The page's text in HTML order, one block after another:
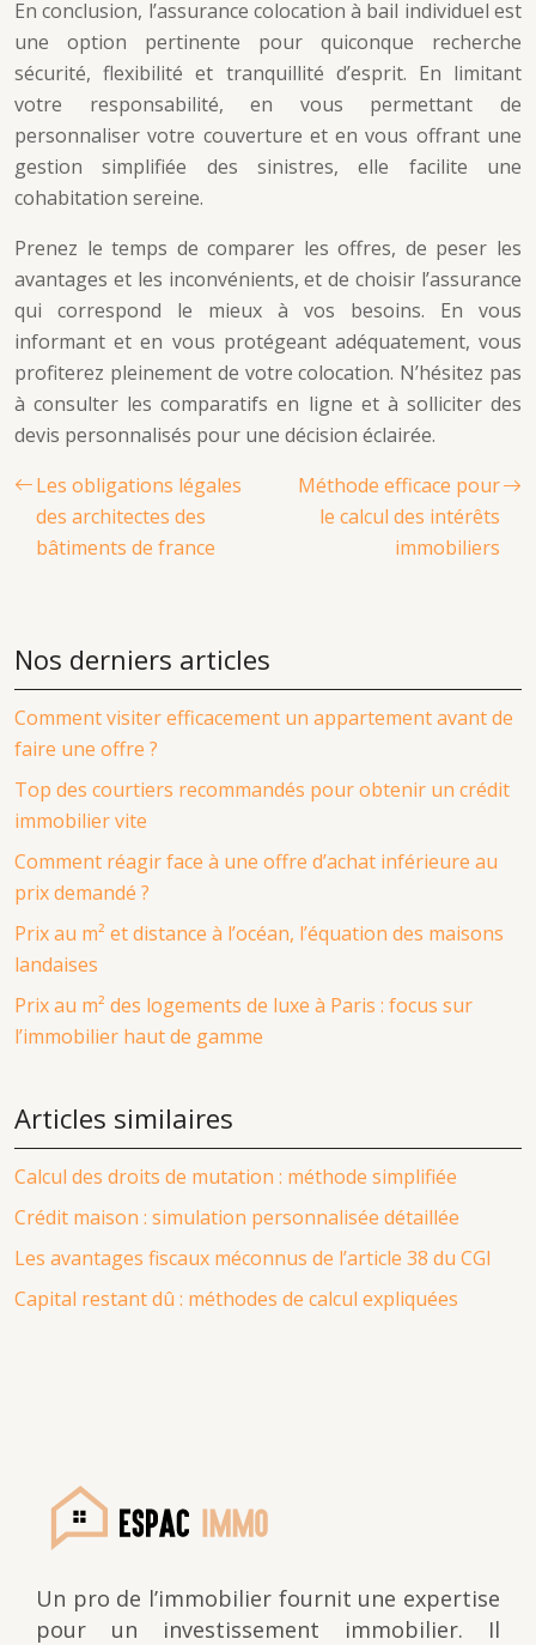
En conclusion, l’assurance colocation à bail individuel est
une option pertinente pour quiconque recherche
sécurité, flexibilité et tranquillité d’esprit. En limitant
votre responsabilité, en vous permettant de
personnaliser votre couverture et en vous offrant une
gestion simplifiée des sinistres, elle facilite une
cohabitation sereine.
Prenez le temps de comparer les offres, de peser les
avantages et les inconvénients, et de choisir l’assurance
qui correspond le mieux à vos besoins. En vous
informant et en vous protégeant adéquatement, vous
profiterez pleinement de votre colocation. N’hésitez pas
à consulter les comparatifs en ligne et à solliciter des
devis personnalisés pour une décision éclairée.
Les obligations légales
des architectes des
bâtiments de france
Méthode efficace pour
le calcul des intérêts
immobiliers
Nos derniers articles
Comment visiter efficacement un appartement avant de
faire une offre ?
Top des courtiers recommandés pour obtenir un crédit
immobilier vite
Comment réagir face à une offre d’achat inférieure au
prix demandé ?
Prix au m² et distance à l’océan, l’équation des maisons
landaises
Prix au m² des logements de luxe à Paris : focus sur
l’immobilier haut de gamme
Articles similaires
Calcul des droits de mutation : méthode simplifiée
Crédit maison : simulation personnalisée détaillée
Les avantages fiscaux méconnus de l’article 38 du CGI
Capital restant dû : méthodes de calcul expliquées
Un pro de l’immobilier fournit une expertise
pour un investissement immobilier. Il